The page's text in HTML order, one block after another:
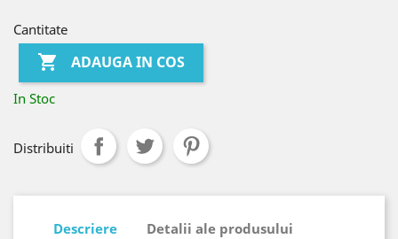
Cantitate
 ADAUGA IN COS
In Stoc
Distribuiti
Descriere Detalii ale produsului